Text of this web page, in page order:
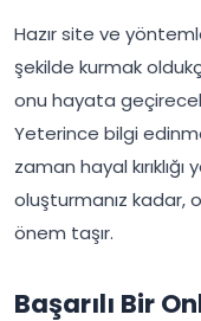
Hazır site ve
şekilde kurmak
onu hayata
Yeterince bilgi
zaman hayal
oluşturmanız kadar,
önem taşır.
Başarılı Bir